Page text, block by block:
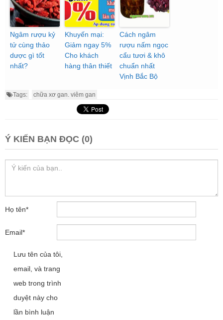
Ngâm rượu kỷ
tử cùng thảo
dược gì tốt
nhất?
Khuyến mại:
Giảm ngay 5%
Cho khách
hàng thân thiết
Cách ngâm
rượu nấm ngọc
cẩu tươi & khô
chuẩn nhất
Vịnh Bắc Bộ
Tags: chữa xơ gan. viêm gan
Ý KIẾN BẠN ĐỌC (0)
Họ tên*
Email*
Lưu tên của tôi,
email, và trang
web trong trình
duyệt này cho
lần bình luận